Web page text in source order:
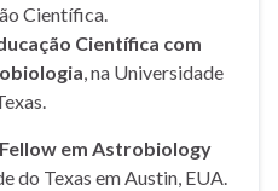
Científica.
Científica com
, na Universidade
em Astrobiology
do Texas em Austin, EUA.